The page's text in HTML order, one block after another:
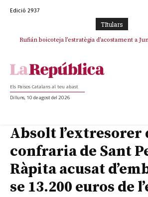
Edició 2937
TItulars
Rufián boicoteja l’estratègia d’acostament a
Rufián dinamita la unitat independentista amb
Els Països Catalans al teu abast
Dilluns, 10 de agost del 2026
Absolt l’extresorer
confraria de Sant
Ràpita acusat
se 13.200 euros de